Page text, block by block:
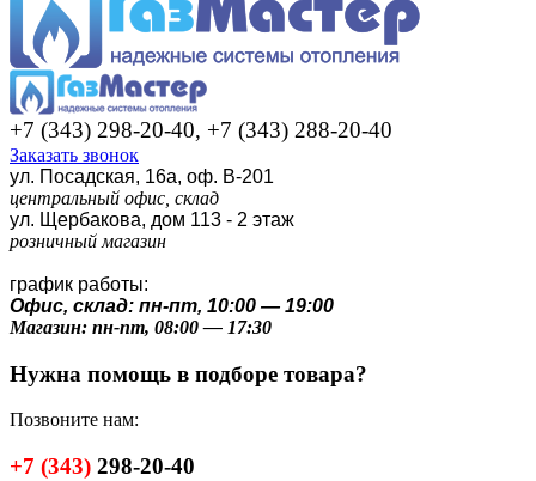
+7 (343) 298-20-40, +7 (343) 288-20-40
Заказать звонок
ул. Посадская, 16а, оф. В-201
центральный офис, склад
ул. Щербакова, дом 113 - 2 этаж
розничный магазин
график работы:
Офис, склад: пн-пт, 10:00 — 19:00
Магазин: пн-пт, 08:00 — 17:30
Нужна помощь в подборе товара?
Позвоните нам:
+7 (343) 298-20-40